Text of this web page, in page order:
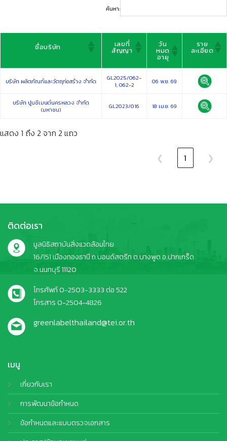
ค้นหา:
ชื่อบริษัท เลขที่
สัญญา
วัน
หมด
อายุ
ราย
ละเอียด
สัญญา หมด
อายุ
ราย
ละเอียด
บริษัท ผลิตภัณฑ์และวัตถุก่อสร้าง จำกัด
GL2025/062-
1, 062-2
06 พ.ย. 69
บริษัท ปูนซีเมนต์นครหลวง จำกัด
(มหาชน)
GL2023/016 18 เม.ย. 69
แสดง 1 ถึง 2 จาก 2 แถว
❮ 1 ❯
เมนู
เกี่ยวกับเรา
การพัฒนาข้อกำหนด
ข้อกำหนดและแบบตรวจเอกสาร
ติดต่อเรา
มูลนิธิสถาบันสิ่งแวดล้อมไทย
16/151 เมืองทองธานี ถ.บอนด์สตรีท ต.บางพูด อ.ปากเกร็ด
จ.นนทบุรี 11120
โทรศัพท์ 0-2503-3333 ต่อ 522
โทรสาร 0-2504-4826
greenlabelthailand@tei.or.th